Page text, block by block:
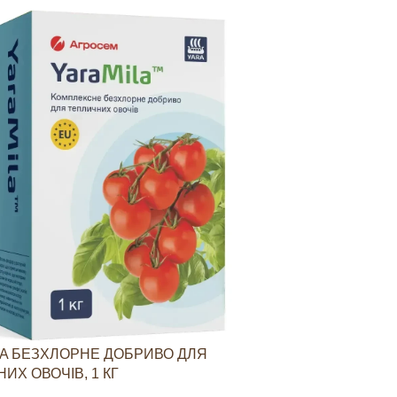
БЕЗХЛОРНЕ ДОБРИВО ДЛЯ
ОВОЧІВ, 1 КГ